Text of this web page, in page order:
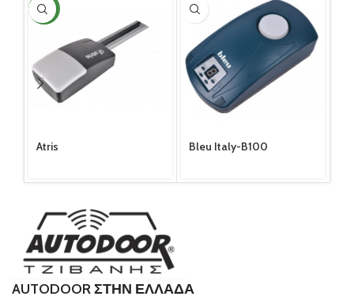
NEW
Atris Bleu Italy-B100
AUTODOOR ΣΤΗΝ ΕΛΛΑΔΑ